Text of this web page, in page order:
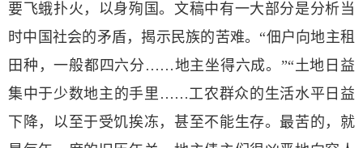
要飞蛾扑火，以身殉国。文稿中有一大部分是分析当
时中国社会的矛盾，揭示民族的苦难。“佃户向地主租
田种，一般都四六分……地主坐得六成。”“土地日益
集中于少数地主的手里……工农群众的生活水平日益
下降，以至于受饥挨冻，甚至不能生存。最苦的，就